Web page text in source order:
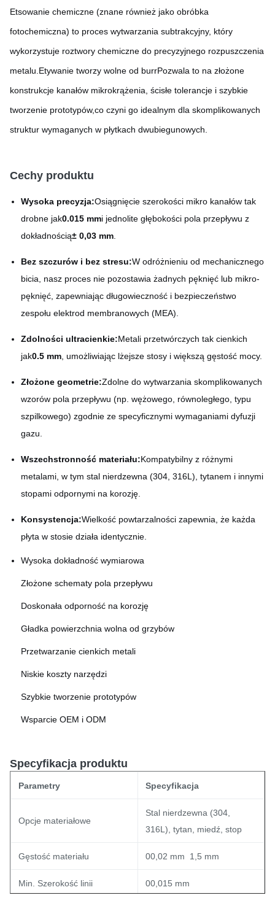
Etsowanie chemiczne (znane również jako obróbka
fotochemiczna) to proces wytwarzania subtrakcyjny, który
wykorzystuje roztwory chemiczne do precyzyjnego rozpuszczenia
metalu.Etywanie tworzy wolne od burrPozwala to na złożone
konstrukcje kanałów mikrokrążenia, ścisłe tolerancje i szybkie
tworzenie prototypów,co czyni go idealnym dla skomplikowanych
struktur wymaganych w płytkach dwubiegunowych.
Cechy produktu
Wysoka precyzja:Osiągnięcie szerokości mikro kanałów tak
drobne jak0.015 mmi jednolite głębokości pola przepływu z
dokładnością± 0,03 mm
Bez szczurów i bez stresu:W odróżnieniu od mechanicznego
bicia, nasz proces nie pozostawia żadnych pęknięć lub mikro-
pęknięć, zapewniając długowieczność i bezpieczeństwo
zespołu elektrod membranowych (MEA).
Zdolności ultracienkie:Metali przetwórczych tak cienkich
jak0.5 mm , umożliwiając lżejsze stosy i większą gęstość mocy.
Złożone geometrie:Zdolne do wytwarzania skomplikowanych
wzorów pola przepływu (np. wężowego, równoległego, typu
szpilkowego) zgodnie ze specyficznymi wymaganiami dyfuzji
gazu.
Wszechstronność materiału:Kompatybilny z różnymi
metalami, w tym stal nierdzewna (304, 316L), tytanem i innymi
stopami odpornymi na korozję.
Konsystencja:Wielkość powtarzalności zapewnia, że każda
płyta w stosie działa identycznie.
Wysoka dokładność wymiarowa
Złożone schematy pola przepływu
Doskonała odporność na korozję
Gładka powierzchnia wolna od grzybów
Przetwarzanie cienkich metali
Niskie koszty narzędzi
Szybkie tworzenie prototypów
Wsparcie OEM i ODM
Specyfikacja produktu
Parametry Specyfikacja
Opcje materiałowe
Stal nierdzewna (304,
316L), tytan, miedź, stop
Gęstość materiału 00,02 mm ️ 1,5 mm
Min. Szerokość linii 00,015 mm